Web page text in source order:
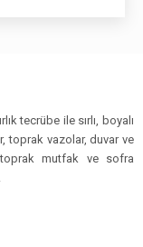
tecrübe ile sırlı, boyalı
toprak vazolar, duvar ve
toprak mutfak ve sofra